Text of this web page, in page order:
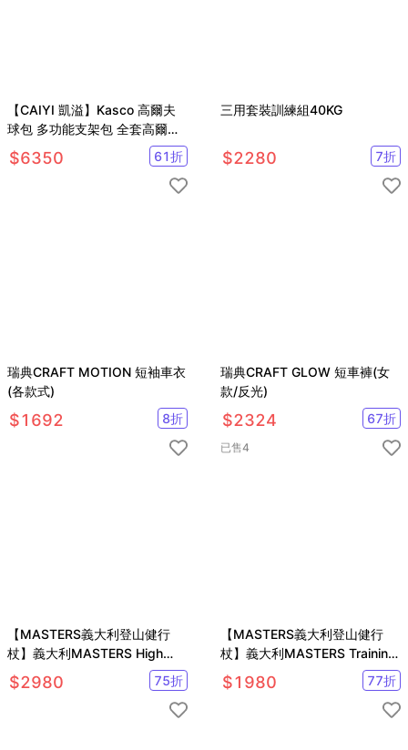
【CAIYI 凱溢】Kasco 高爾夫
球包 多功能支架包 全套高爾夫
球桿包 高爾夫球袋 (9.5吋)
$6350 61折
三用套裝訓練組40KG
$2280 7折
瑞典CRAFT MOTION 短袖車衣
(各款式)
$1692 8折
瑞典CRAFT GLOW 短車褲(女
款/反光)
$2324 67折
已售4
【MASTERS義大利登山健行
杖】義大利MASTERS High
Speed卡魯二節式健行杖
MA01N0416
$2980 75折
【MASTERS義大利登山健行
杖】義大利MASTERS Training
快扣二節式健行杖
(橘)MA01N0519T
$1980 77折